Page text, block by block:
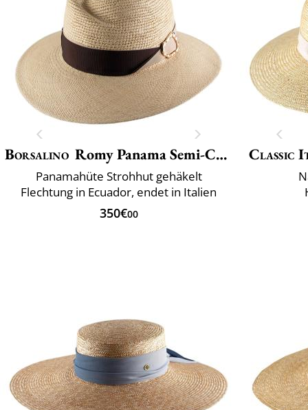
Borsalino Romy Panama Semi-Crochet
Panamahüte Strohhut gehäkelt
Flechtung in Ecuador, endet in Italien
350€00
Classic